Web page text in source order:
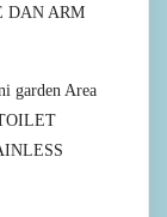
DAN ARM
garden Area